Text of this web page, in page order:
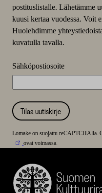
postituslistalle. Lähetämme
kuusi kertaa vuodessa. Voit
Huolehdimme
kuvatulla tavalla.
Sähköpostiosoite
Tilaa uutiskirje
Lomake on suojattu reCAPTCHAlla.
ovat voimassa.
Suomen